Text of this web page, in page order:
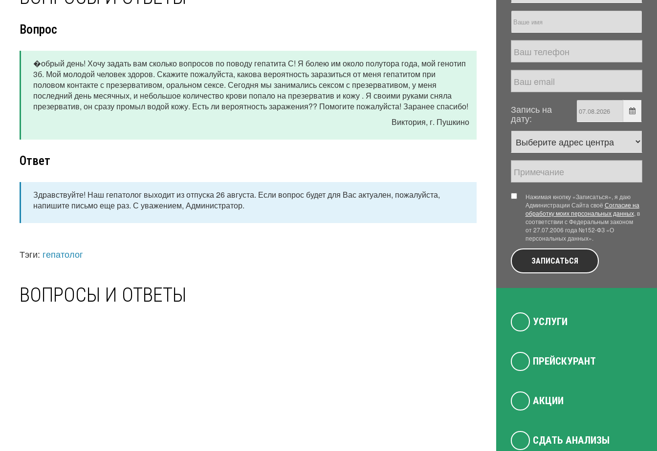
Вопрос
�обрый день! Хочу задать вам сколько вопросов по поводу гепатита С! Я болею им около полутора года, мой генотип
3б. Мой молодой человек здоров. Скажите пожалуйста, какова вероятность заразиться от меня гепатитом при
половом контакте с презервативом, оральном сексе. Сегодня мы занимались сексом с презервативом, у меня
последний день месячных, и небольшое количество крови попало на презерватив и кожу . Я своими руками сняла
презерватив, он сразу промыл водой кожу. Есть ли вероятность заражения?? Помогите пожалуйста! Заранее спасибо!
Виктория, г. Пушкино
Ответ
Здравствуйте! Наш гепатолог выходит из отпуска 26 августа. Если вопрос будет для Вас актуален, пожалуйста,
напишите письмо еще раз. С уважением, Администратор.
Тэги: гепатолог
ВОПРОСЫ И ОТВЕТЫ
Запись на
дату:
Нажимая кнопку «Записаться», я даю
Администрации Сайта своё Согласие на
обработку моих персональных данных, в
соответствии с Федеральным законом
от 27.07.2006 года №152-ФЗ «О
персональных данных».
ЗАПИСАТЬСЯ
УСЛУГИ
ПРЕЙСКУРАНТ
АКЦИИ
СДАТЬ АНАЛИЗЫ